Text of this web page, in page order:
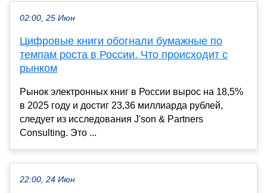
02:00, 25 Июн
Цифровые книги обогнали бумажные по
темпам роста в России. Что происходит с
рынком
Рынок электронных книг в России вырос на 18,5%
в 2025 году и достиг 23,36 миллиарда рублей,
следует из исследования J'son & Partners
Consulting. Это ...
22:00, 24 Июн